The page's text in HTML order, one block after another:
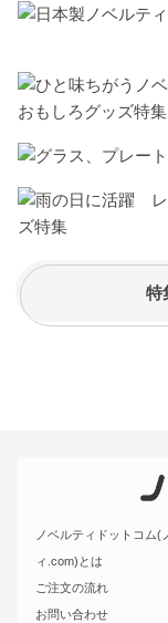
特
ノベルティドットコム(
ィ.com)とは
ご注文の流れ
お問い合わせ